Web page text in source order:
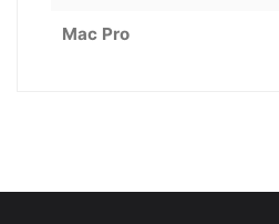
Mac Pro